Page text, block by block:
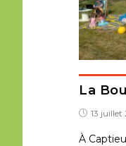
La
13 juillet
À